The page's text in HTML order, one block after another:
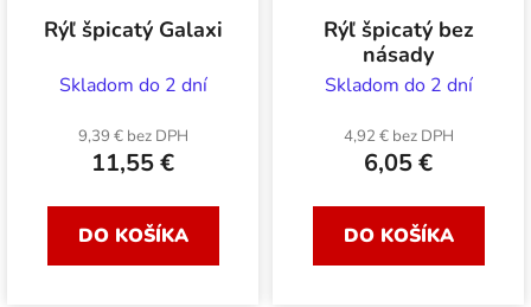
Rýľ špicatý Galaxi
Skladom do 2 dní
9,39 € bez DPH
11,55 €
DO KOŠÍKA
Rýľ špicatý bez
násady
Skladom do 2 dní
4,92 € bez DPH
6,05 €
DO KOŠÍKA